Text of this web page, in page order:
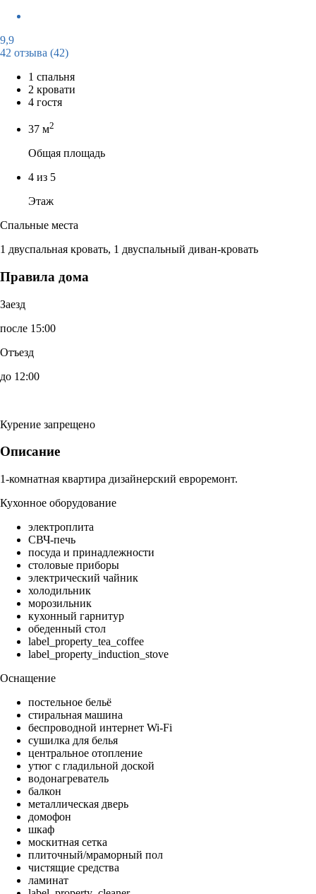
9,9
42 отзыва (42)
1 спальня
2 кровати
4 гостя
37 м2
Общая площадь
4 из 5
Этаж
Спальные места
1 двуспальная кровать, 1 двуспальный диван-кровать
Правила дома
Заезд
после 15:00
Отъезд
до 12:00
Курение запрещено
Описание
1-комнатная квартира дизайнерский евроремонт.
Кухонное оборудование
электроплита
СВЧ-печь
посуда и принадлежности
столовые приборы
электрический чайник
холодильник
морозильник
кухонный гарнитур
обеденный стол
label_property_tea_coffee
label_property_induction_stove
Оснащение
постельное бельё
стиральная машина
беспроводной интернет Wi-Fi
сушилка для белья
центральное отопление
утюг с гладильной доской
водонагреватель
балкон
металлическая дверь
домофон
шкаф
москитная сетка
плиточный/мраморный пол
чистящие средства
ламинат